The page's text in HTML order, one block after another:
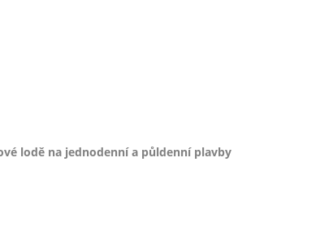
lodě na jednodenní a půldenní plavby